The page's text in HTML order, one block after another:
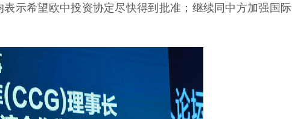
示希望欧中投资协定尽快得到批准；继续同中方加强国际